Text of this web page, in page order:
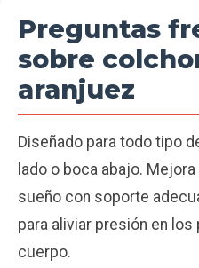
Preguntas
sobre
aranjuez
Diseñado para todo tipo
lado o boca abajo.
sueño con soporte
para aliviar presión en
cuerpo.